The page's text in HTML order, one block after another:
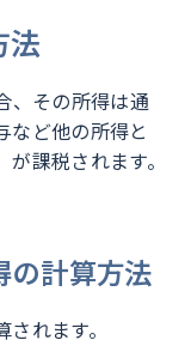
法
、その所得は通
など他の所得と
課税されます。
の計算方法
れます。